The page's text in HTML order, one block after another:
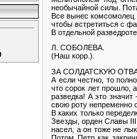
необычайной силы.
Все вынес комсомолец
чтобы встретиться с
В отдельной
Л. СОБОЛЕВА.
(Наш корр.).
ЗА СОЛДАТСКУЮ
А если честно, то
что сорок лет прошло,
разведка! А это
свою роту непременно
В каких только
Звезды, орден Славы III
насел, а он тоже не